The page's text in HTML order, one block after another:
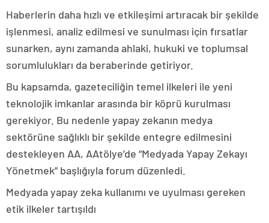
Haberlerin daha hızlı ve etkileşimi artıracak bir şekilde
işlenmesi, analiz edilmesi ve sunulması için fırsatlar
sunarken, aynı zamanda ahlaki, hukuki ve toplumsal
sorumlulukları da beraberinde getiriyor.
Bu kapsamda, gazeteciliğin temel ilkeleri ile yeni
teknolojik imkanlar arasında bir köprü kurulması
gerekiyor. Bu nedenle yapay zekanın medya
sektörüne sağlıklı bir şekilde entegre edilmesini
destekleyen AA, AAtölye’de “Medyada Yapay Zekayı
Yönetmek” başlığıyla forum düzenledi.
Medyada yapay zeka kullanımı ve uyulması gereken
etik ilkeler tartışıldı